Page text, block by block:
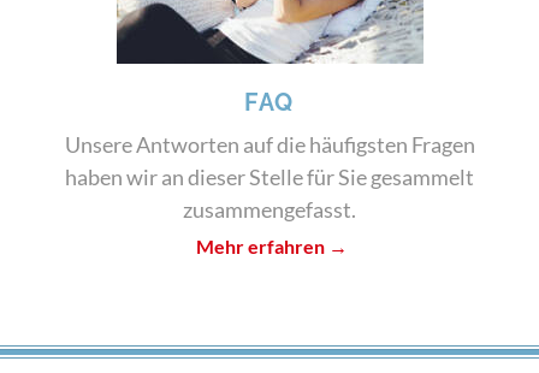
FAQ
Unsere Antworten auf die häufigsten Fragen
haben wir an dieser Stelle für Sie gesammelt
zusammengefasst.
Mehr erfahren →